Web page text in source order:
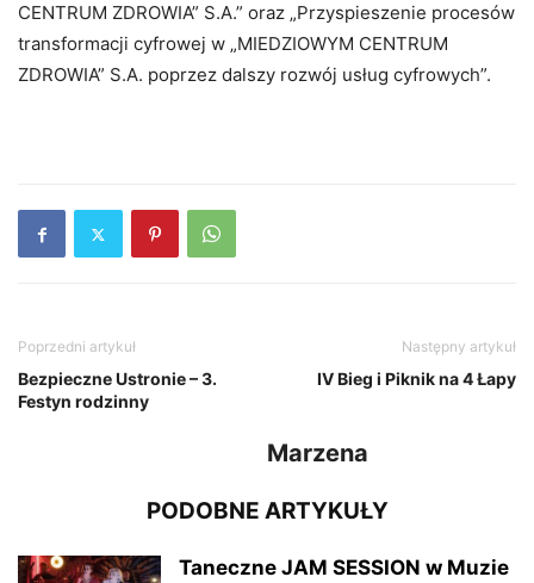
CENTRUM ZDROWIA” S.A.” oraz „Przyspieszenie procesów
transformacji cyfrowej w „MIEDZIOWYM CENTRUM
ZDROWIA” S.A. poprzez dalszy rozwój usług cyfrowych”.
Poprzedni artykuł
Bezpieczne Ustronie – 3.
Festyn rodzinny
Następny artykuł
IV Bieg i Piknik na 4 Łapy
Marzena
PODOBNE ARTYKUŁY
Taneczne JAM SESSION w Muzie